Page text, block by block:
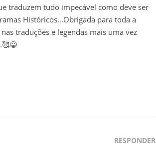
traduzem tudo impecável como deve ser
Históricos…Obrigada para toda a
traduções e legendas mais uma vez
RESPONDER